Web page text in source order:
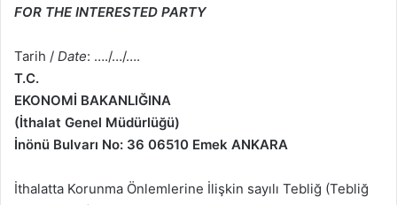
FOR THE INTERESTED PARTY
Tarih / Date: …./…/….
T.C.
EKONOMİ BAKANLIĞINA
(İthalat Genel Müdürlüğü)
İnönü Bulvarı No: 36 06510 Emek ANKARA
İthalatta Korunma Önlemlerine İlişkin sayılı Tebliğ (Tebliğ